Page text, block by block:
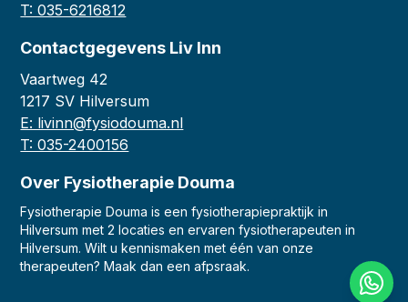
T: 035-6216812
Contactgegevens Liv Inn
Vaartweg 42
1217 SV Hilversum
E: livinn@fysiodouma.nl
T: 035-2400156
Over Fysiotherapie Douma
Fysiotherapie Douma is een fysiotherapiepraktijk in
Hilversum met 2 locaties en ervaren fysiotherapeuten in
Hilversum. Wilt u kennismaken met één van onze
therapeuten? Maak dan een afpsraak.